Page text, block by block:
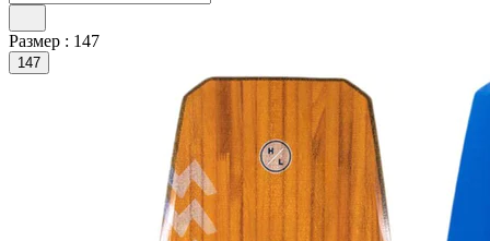
Размер : 147
147